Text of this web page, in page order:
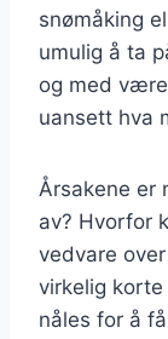
snømåking
umulig å ta
og med
uansett hva
Årsakene er
av? Hvorfor
vedvare
virkelig
nåles for å